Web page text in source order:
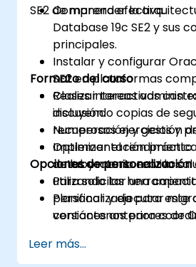
SE2 de manera efectiva.
Comprender la
Database 19c SE2 y sus
principales.
Instalar y configurar
SE2 en plataformas
Realizar tareas
incluyendo copias de
recuperación y gestión
Optimizar el rendimiento
datos y monitorear la
utilizando las
Planificar y ejecutar
versiones anteriores de
Formato del curso
Clases interactivas con
discusión.
Numerosos ejercicios y
Implementación
de laboratorio en vivo.
Opciones de personalización
Para solicitar una
personalizada para este
contáctenos para
Leer más...